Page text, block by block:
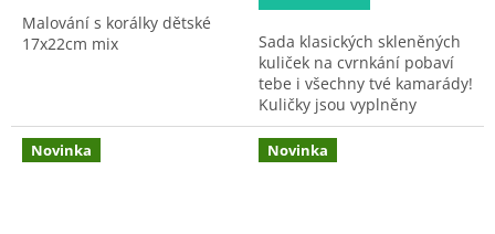
hvězdiček.
Malování s korálky dětské
17x22cm mix
Sada klasických skleněných
kuliček na cvrnkání pobaví
tebe i všechny tvé kamarády!
Kuličky jsou vyplněny
úchvatnou duhovkou. Je to
velmi zábavná hračka, při
cvrnkání si děti procvičí
Novinka Novinka